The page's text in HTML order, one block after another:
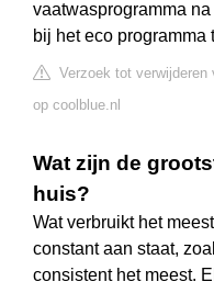
vaatwasprogramma
bij het eco programma
Verzoek tot verwijderen
op coolblue.nl
Wat zijn de
huis?
Wat verbruikt het
constant aan staat,
consistent het meest.